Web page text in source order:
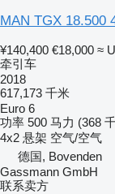
MAN TGX 18.500
¥140,400 €18,000 ≈
牵引车
2018
617,173 千米
Euro 6
功率 500 马力 (368
4x2 悬架 空气/空气
德国, Bovenden
Gassmann GmbH
联系卖方